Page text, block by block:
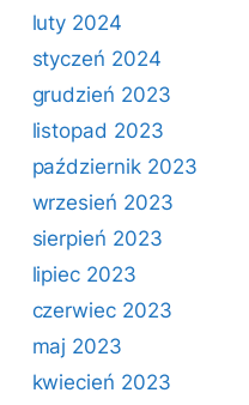
luty 2024
styczeń 2024
grudzień 2023
listopad 2023
październik 2023
wrzesień 2023
sierpień 2023
lipiec 2023
czerwiec 2023
maj 2023
kwiecień 2023